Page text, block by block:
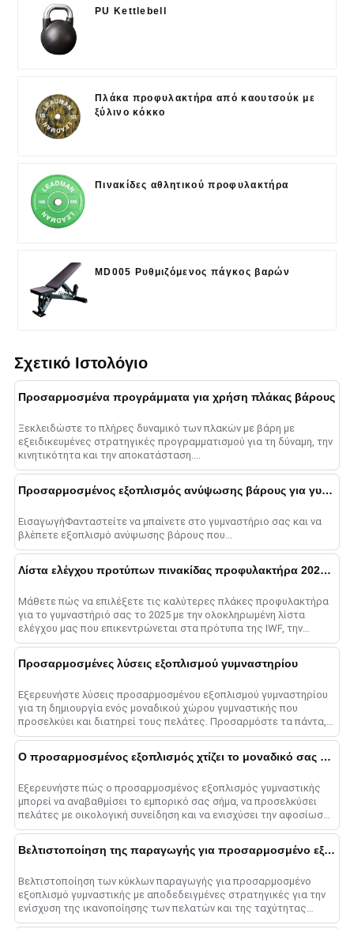
PU Kettlebell
Πλάκα προφυλακτήρα από καουτσούκ με
ξύλινο κόκκο
Πινακίδες αθλητικού προφυλακτήρα
MD005 Ρυθμιζόμενος πάγκος βαρών
Σχετικό Ιστολόγιο
Προσαρμοσμένα προγράμματα για χρήση πλάκας βάρους
Ξεκλειδώστε το πλήρες δυναμικό των πλακών με βάρη με
εξειδικευμένες στρατηγικές προγραμματισμού για τη δύναμη, την
κινητικότητα και την αποκατάσταση....
Προσαρμοσμένος εξοπλισμός ανύψωσης βάρους για γυμναστήρια
ΕισαγωγήΦανταστείτε να μπαίνετε στο γυμναστήριο σας και να
βλέπετε εξοπλισμό ανύψωσης βάρους που...
Λίστα ελέγχου προτύπων πινακίδας προφυλακτήρα 2025: Συμβουλές ποιότητας
Μάθετε πώς να επιλέξετε τις καλύτερες πλάκες προφυλακτήρα
για το γυμναστήριό σας το 2025 με την ολοκληρωμένη λίστα
ελέγχου μας που επικεντρώνεται στα πρότυπα της IWF, την
ποιότητα του υλικού, τις βαθμολογίες αναπήδησης, ένα......
Προσαρμοσμένες λύσεις εξοπλισμού γυμναστηρίου
Εξερευνήστε λύσεις προσαρμοσμένου εξοπλισμού γυμναστηρίου
για τη δημιουργία ενός μοναδικού χώρου γυμναστικής που
προσελκύει και διατηρεί τους πελάτες. Προσαρμόστε τα πάντα,
από μηχανήματα Smith μέχρι αλτήρες σε......
Ο προσαρμοσμένος εξοπλισμός χτίζει το μοναδικό σας εμπορικό σήμα
Εξερευνήστε πώς ο προσαρμοσμένος εξοπλισμός γυμναστικής
μπορεί να αναβαθμίσει το εμπορικό σας σήμα, να προσελκύσει
πελάτες με οικολογική συνείδηση και να ενισχύσει την αφοσίωση
των πελατών στο 2025....
Βελτιστοποίηση της παραγωγής για προσαρμοσμένο εξοπλισμό γυμναστικής
Βελτιστοποίηση των κύκλων παραγωγής για προσαρμοσμένο
εξοπλισμό γυμναστικής με αποδεδειγμένες στρατηγικές για την
ενίσχυση της ικανοποίησης των πελατών και της ταχύτητας
παράδοσης....